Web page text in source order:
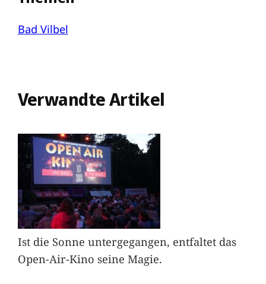
Bad Vilbel
Verwandte Artikel
Ist die Sonne untergegangen, entfaltet das
Open-Air-Kino seine Magie.